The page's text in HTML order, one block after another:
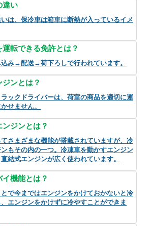
違い
は、保冷車は箱車に断熱が入っているイメ
転できる免許とは？
み→配送→荷下ろしで行われています。
ンとは？
ックドライバーは、荷室の商品を適切に運
せません。
ジンとは？
さまざまな機能が搭載されていますが、冷
もその内の一つ。冷凍車を動かすエンジン
結式エンジンが広く使われています。
機能とは？
で今まではエンジンをかけておかないと冷
エンジンをかけずに冷やすことができま